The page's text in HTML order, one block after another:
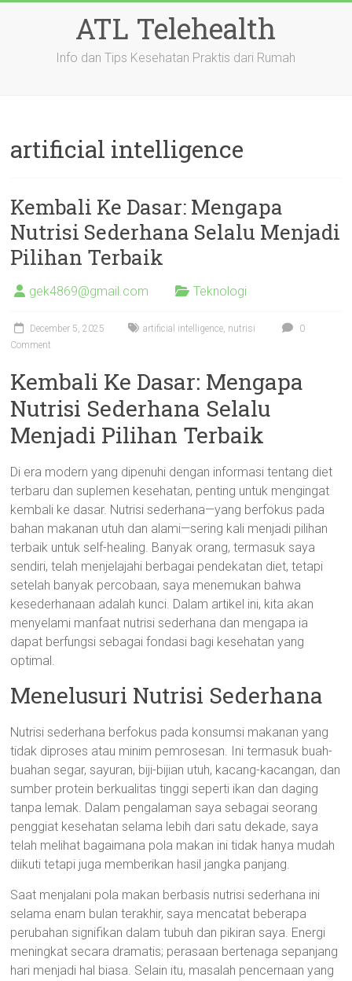
ATL Telehealth
Info dan Tips Kesehatan Praktis dari Rumah
artificial intelligence
Kembali Ke Dasar: Mengapa
Nutrisi Sederhana Selalu Menjadi
Pilihan Terbaik
gek4869@gmail.com Teknologi
December 5, 2025 artificial intelligence, nutrisi
0
Comment
Kembali Ke Dasar: Mengapa
Nutrisi Sederhana Selalu
Menjadi Pilihan Terbaik
Di era modern yang dipenuhi dengan informasi tentang diet
terbaru dan suplemen kesehatan, penting untuk mengingat
kembali ke dasar. Nutrisi sederhana—yang berfokus pada
bahan makanan utuh dan alami—sering kali menjadi pilihan
terbaik untuk self-healing. Banyak orang, termasuk saya
sendiri, telah menjelajahi berbagai pendekatan diet, tetapi
setelah banyak percobaan, saya menemukan bahwa
kesederhanaan adalah kunci. Dalam artikel ini, kita akan
menyelami manfaat nutrisi sederhana dan mengapa ia
dapat berfungsi sebagai fondasi bagi kesehatan yang
optimal.
Menelusuri Nutrisi Sederhana
Nutrisi sederhana berfokus pada konsumsi makanan yang
tidak diproses atau minim pemrosesan. Ini termasuk buah-
buahan segar, sayuran, biji-bijian utuh, kacang-kacangan, dan
sumber protein berkualitas tinggi seperti ikan dan daging
tanpa lemak. Dalam pengalaman saya sebagai seorang
penggiat kesehatan selama lebih dari satu dekade, saya
telah melihat bagaimana pola makan ini tidak hanya mudah
diikuti tetapi juga memberikan hasil jangka panjang.
Saat menjalani pola makan berbasis nutrisi sederhana ini
selama enam bulan terakhir, saya mencatat beberapa
perubahan signifikan dalam tubuh dan pikiran saya. Energi
meningkat secara dramatis; perasaan bertenaga sepanjang
hari menjadi hal biasa. Selain itu, masalah pencernaan yang